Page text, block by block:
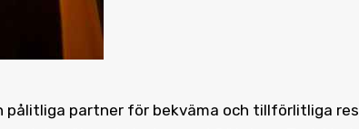
pålitliga partner för bekväma och tillförlitliga